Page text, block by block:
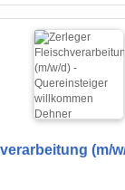
(m/